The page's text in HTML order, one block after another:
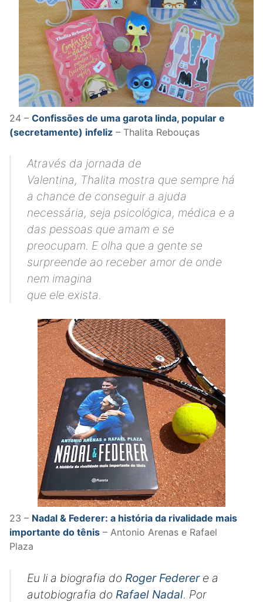
24 – Confissões de uma garota linda, popular e
(secretamente) infeliz – Thalita Rebouças
Através da jornada de
Valentina, Thalita mostra que sempre há
a chance de conseguir a ajuda
necessária, seja psicológica, médica e a
das pessoas que amam e se
preocupam. E olha que a gente se
surpreende ao receber amor de onde
nem imagina
que ele exista.
23 – Nadal & Federer: a história da rivalidade mais
importante do tênis – Antonio Arenas e Rafael
Plaza
Eu li a biografia do Roger Federer e a
autobiografia do Rafael Nadal. Por